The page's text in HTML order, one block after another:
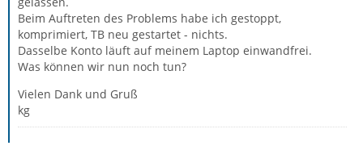
Beim Auftreten des Problems habe ich gestoppt,
komprimiert, TB neu gestartet - nichts.
Dasselbe Konto läuft auf meinem Laptop einwandfrei.
Was können wir nun noch tun?
Vielen Dank und Gruß
kg